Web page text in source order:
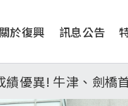
主
關於復興 訊息公告
麻省理工學院，本
優異! 牛津、劍橋